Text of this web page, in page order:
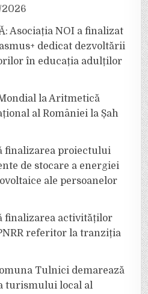
Asociația NOI a finalizat
dedicat dezvoltării
în educația adulților
la Aritmetică
al României la Șah
finalizarea proiectului
de stocare a energiei
ale persoanelor
finalizarea activităților
referitor la tranziția
Tulnici demarează
turismului local al